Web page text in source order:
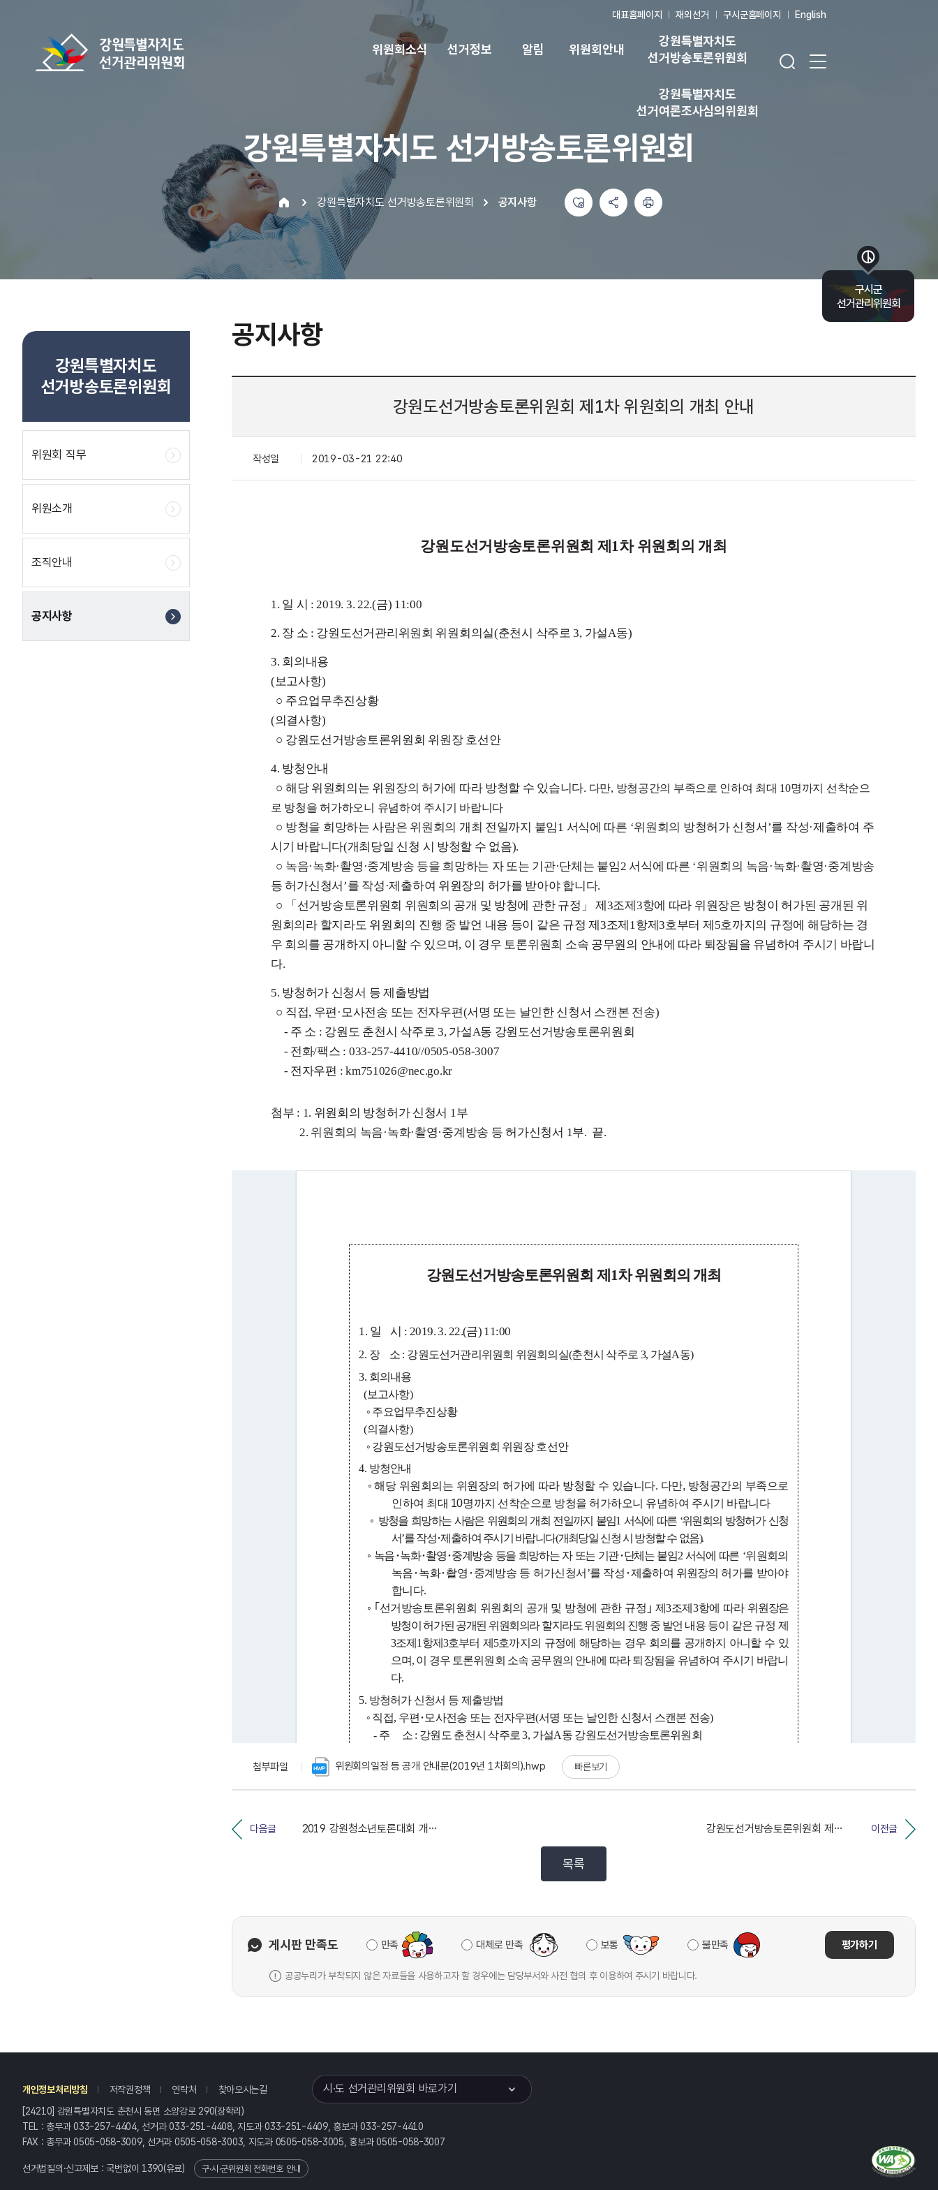
대표홈페이지 재외선거 구시군홈페이지 English
위원회소식 선거정보 알림 위원회안내
강원특별자치도
선거방송토론위원회
강원특별자치도
선거여론조사심의위원회
강원특별자치도 선거방송토론위원회
강원특별자치도 선거방송토론위원회 공지사항
강원특별자치도
선거방송토론위원회
위원회 직무
위원소개
조직안내
공지사항
공지사항
강원도선거방송토론위원회 제1차 위원회의 개최 안내
작성일 2019-03-21 22:40
강원도선거방송토론위원회 제1차 위원회의 개최
1. 일 시 : 2019. 3. 22.(금) 11:00
2. 장 소 : 강원도선거관리위원회 위원회의실(춘천시 삭주로 3, 가설A동)
3. 회의내용
(보고사항)
○ 주요업무추진상황
(의결사항)
○ 강원도선거방송토론위원회 위원장 호선안
4. 방청안내
○ 해당 위원회의는 위원장의 허가에 따라 방청할 수 있습니다. 다만, 방청공간의 부족으로 인하여 최대 10명까지 선착순으
로 방청을 허가하오니 유념하여 주시기 바랍니다
○ 방청을 희망하는 사람은 위원회의 개최 전일까지 붙임1 서식에 따른 ‘위원회의 방청허가 신청서’를 작성·제출하여 주
시기 바랍니다(개최당일 신청 시 방청할 수 없음).
○ 녹음·녹화·촬영·중계방송 등을 희망하는 자 또는 기관·단체는 붙임2 서식에 따른 ‘위원회의 녹음·녹화·촬영·중계방송
등 허가신청서’를 작성·제출하여 위원장의 허가를 받아야 합니다.
○
「 선거방송토론위원회 위원회의 공개 및 방청에 관한 규정」 제3조제3항에 따라 위 원장은 방청이 허가된 공개된 위
원회의라 할지라도 위원회의 진행 중 발언 내용 등이 같은 규정 제3조제1항제3호부터 제5호까지의 규정에 해당하는 경
우 회 의 를 공개하지 아니할 수 있으며, 이 경우 토론위원회 소속 공무원의 안내에 따라 퇴장됨을 유념하여 주시기 바랍니
다.
5. 방청허가 신청서 등 제출방법
○ 직접, 우편·모사전송 또는 전자우편(서명 또는 날인한 신청서 스캔본 전송)
- 주 소 : 강원도 춘천시 삭주로 3, 가설A동 강원도선거방송토론위원회
- 전화/팩스 : 033-257-4410//0505-058-3007
- 전자우편 : km751026@nec.go.kr
첨부 : 1. 위원회의 방청허가 신청서 1부
2. 위원회의 녹음·녹화·촬영·중계방송 등 허가신청서 1부. 끝.
첨부파일 위원회의일정 등 공개 안내문(2019년 1차회의).hwp 빠른보기
다음글 2019 강원청소년토론대회 개최일정 등 공표 이전글
강원도선거방송토론위원회 제7차 위원회의 개최 안내
목록
게시판 만족도 만족 대체로 만족 보통 불만족 평가하기
공공누리가 부착되지 않은 자료들을 사용하고자 할 경우에는 담당부서와 사전 협의 후 이용하여 주시기 바랍니다.
구시군
선거관리위원회
바로가기 목록 열기
개인정보처리방침 저작권정책 연락처 찾아오시는길 시·도 선거관리위원회 바로가기
[24210] 강원특별자치도 춘천시 동면 소양강로 290(장학리)
TEL : 총무과 033-257-4404, 선거과 033-251-4408, 지도과 033-251-4409, 홍보과 033-257-4410
FAX : 총무과 0505-058-3009, 선거과 0505-058-3003, 지도과 0505-058-3005, 홍보과 0505-058-3007
선거법질의·신고제보 : 국번없이 1390(유료) 구·시·군위원회 전화번호 안내